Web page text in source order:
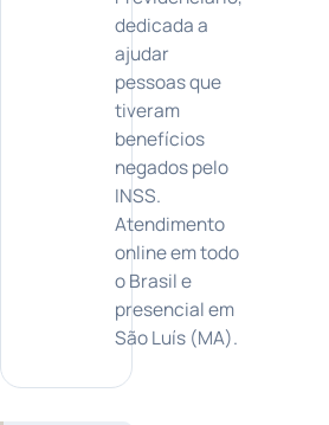
dedicada a
ajudar
pessoas que
tiveram
benefícios
negados pelo
INSS.
Atendimento
online em todo
o Brasil e
presencial em
São Luís (MA).